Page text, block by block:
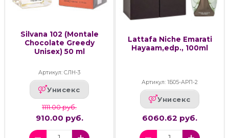
Silvana 102 (Montale
Chocolate Greedy
Unisex) 50 ml
Артикул: СЛН-3
Унисекс
1111.00 руб.
910.00 руб.
Lattafa Niche Emarati
Hayaam,edp., 100ml
Артикул: 1Б05-АРП-2
Унисекс
6060.62 руб.